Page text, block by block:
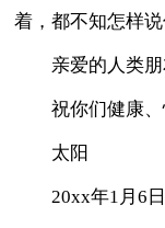
着，都不知怎样
亲爱的人类朋
祝你们健康、
太阳
20xx年1月6日